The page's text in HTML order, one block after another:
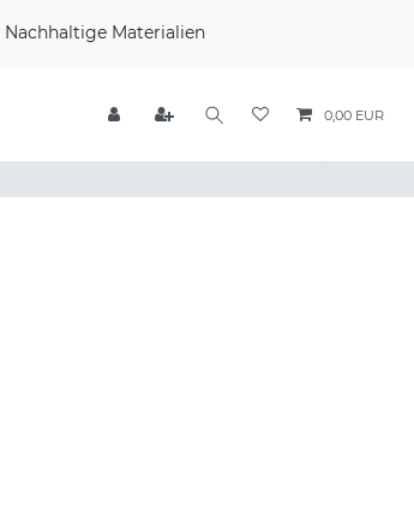
Nachhaltige Materialien
0,00 EUR